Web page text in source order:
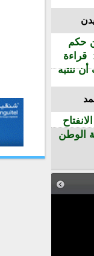
حكم
قراءة
ننتبه
الوطن